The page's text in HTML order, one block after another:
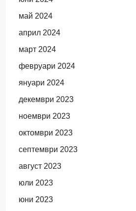
май 2024
април 2024
март 2024
февруари 2024
януари 2024
декември 2023
ноември 2023
октомври 2023
септември 2023
август 2023
юли 2023
юни 2023